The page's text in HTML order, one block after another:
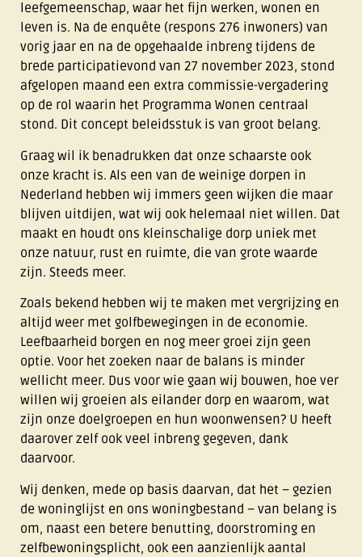
leefgemeenschap, waar het fijn werken, wonen en
leven is. Na de enquête (respons 276 inwoners) van
vorig jaar en na de opgehaalde inbreng tijdens de
brede participatievond van 27 november 2023, stond
afgelopen maand een extra commissie-vergadering
op de rol waarin het Programma Wonen centraal
stond. Dit concept beleidsstuk is van groot belang.
Graag wil ik benadrukken dat onze schaarste ook
onze kracht is. Als een van de weinige dorpen in
Nederland hebben wij immers geen wijken die maar
blijven uitdijen, wat wij ook helemaal niet willen. Dat
maakt en houdt ons kleinschalige dorp uniek met
onze natuur, rust en ruimte, die van grote waarde
zijn. Steeds meer.
Zoals bekend hebben wij te maken met vergrijzing en
altijd weer met golfbewegingen in de economie.
Leefbaarheid borgen en nog meer groei zijn geen
optie. Voor het zoeken naar de balans is minder
wellicht meer. Dus voor wie gaan wij bouwen, hoe ver
willen wij groeien als eilander dorp en waarom, wat
zijn onze doelgroepen en hun woonwensen? U heeft
daarover zelf ook veel inbreng gegeven, dank
daarvoor.
Wij denken, mede op basis daarvan, dat het – gezien
de woninglijst en ons woningbestand – van belang is
om, naast een betere benutting, doorstroming en
zelfbewoningsplicht, ook een aanzienlijk aantal